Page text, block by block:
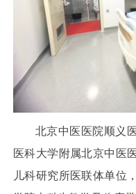
北京中医医院顺义
医科大学附属北京中医
儿科研究所医联体单位